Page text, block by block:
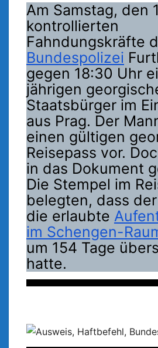
Am Samstag, den
kontrollierten
Fahndungskräfte
Bundespolizei
gegen 18:30 Uhr
jährigen
Staatsbürger im
aus Prag. Der
einen gültigen
Reisepass vor.
in das Dokument
Die Stempel im
belegten, dass
die erlaubte
im Schengen-
um 154 Tage
hatte.